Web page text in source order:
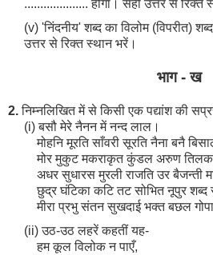
.................... होगा। सही उत्तर से रिक्त
(v) 'निंदनीय' शब्द का विलोम (विपरीत)
उत्तर से रिक्त स्थान भरें।
भाग - ख
2.निम्नलिखित में से किसी एक पद्यांश की
(i) बसौ मेरे नैनन में नन्द लाल।
मोहनि मूरति साँवरी सूरति नैना बनै
मोर मुकुट मकराकृत कुंडल अरुण तिलक
अधर सुधारस मुरली राजति उर बैजन्ती
छुद्र घंटिका कटि तट सोभित नूपुर शब्द
मीरा प्रभु संतन सुखदाई भक्त बछल
(ii) उठ-उठ लहरें कहतीं यह-
हम कूल विलोक न पाएँ,